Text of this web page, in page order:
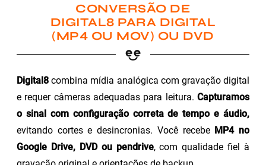
CONVERSÃO DE
DIGITAL8 PARA DIGITAL
(MP4 OU MOV) OU DVD
Digital8 combina mídia analógica com gravação digital
e requer câmeras adequadas para leitura. Capturamos
o sinal com configuração correta de tempo e áudio,
evitando cortes e desincronias. Você recebe MP4 no
Google Drive, DVD ou pendrive, com qualidade fiel à